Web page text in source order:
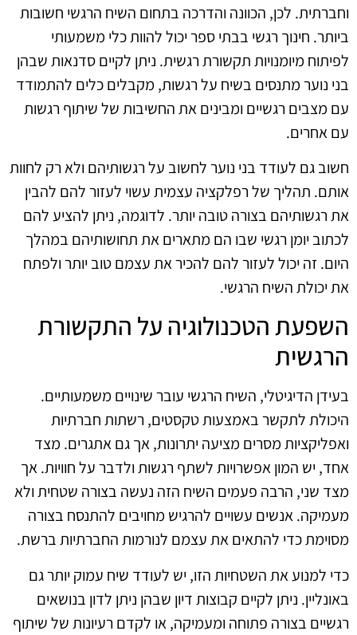
וחברתית. לכן, הכוונה והדרכה בתחום השיח הרגשי חשובות
ביותר. חינוך רגשי בבתי ספר יכול להוות כלי משמעותי
לפיתוח מיומנויות תקשורת רגשית. ניתן לקיים סדנאות שבהן
בני נוער מתנסים בשיח על רגשות, מקבלים כלים להתמודד
עם מצבים רגשיים ומבינים את החשיבות של שיתוף רגשות
עם אחרים.
חשוב גם לעודד בני נוער לחשוב על רגשותיהם ולא רק לחוות
אותם. תהליך של רפלקציה עצמית עשוי לעזור להם להבין
את רגשותיהם בצורה טובה יותר. לדוגמה, ניתן להציע להם
לכתוב יומן רגשי שבו הם מתארים את תחושותיהם במהלך
היום. זה יכול לעזור להם להכיר את עצמם טוב יותר ולפתח
את יכולת השיח הרגשי.
השפעת הטכנולוגיה על התקשורת
הרגשית
בעידן הדיגיטלי, השיח הרגשי עובר שינויים משמעותיים.
היכולת לתקשר באמצעות טקסטים, רשתות חברתיות
ואפליקציות מסרים מציעה יתרונות, אך גם אתגרים. מצד
אחד, יש המון אפשרויות לשתף רגשות ולדבר על חוויות. אך
מצד שני, הרבה פעמים השיח הזה נעשה בצורה שטחית ולא
מעמיקה. אנשים עשויים להרגיש מחויבים להתנסח בצורה
מסוימת כדי להתאים את עצמם לנורמות החברתיות ברשת.
כדי למנוע את השטחיות הזו, יש לעודד שיח עמוק יותר גם
באונליין. ניתן לקיים קבוצות דיון שבהן ניתן לדון בנושאים
רגשיים בצורה פתוחה ומעמיקה, או לקדם רעיונות של שיתוף